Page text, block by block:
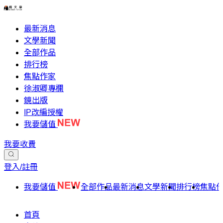
最新消息
文學新聞
全部作品
排行榜
焦點作家
徐淑卿專欄
鏡出版
IP改編授權
我要儲值
我要收費
登入/註冊
我要儲值 全部作品最新消息文學新聞排行榜焦點
首頁